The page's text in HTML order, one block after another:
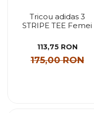
Tricou adidas 3
STRIPE TEE Femei
113,75 RON
175,00 RON